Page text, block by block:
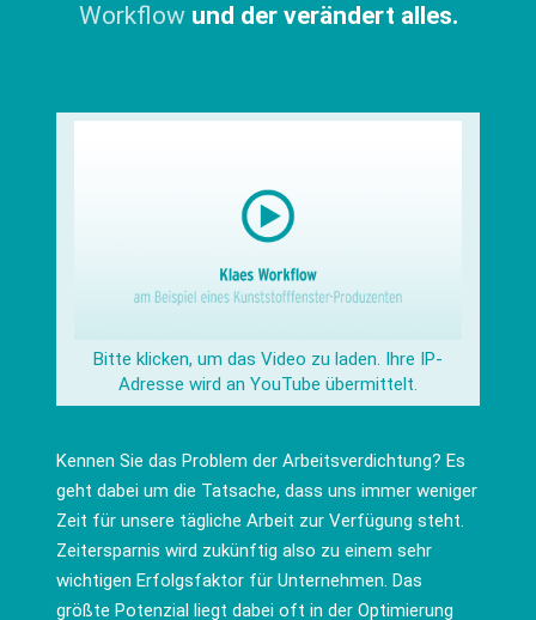
Workflow und der verändert alles.
Bitte klicken, um das Video zu laden. Ihre IP-
Adresse wird an YouTube übermittelt.
Kennen Sie das Problem der Arbeitsverdichtung? Es
geht dabei um die Tatsache, dass uns immer weniger
Zeit für unsere tägliche Arbeit zur Verfügung steht.
Zeitersparnis wird zukünftig also zu einem sehr
wichtigen Erfolgsfaktor für Unternehmen. Das
größte Potenzial liegt dabei oft in der Optimierung